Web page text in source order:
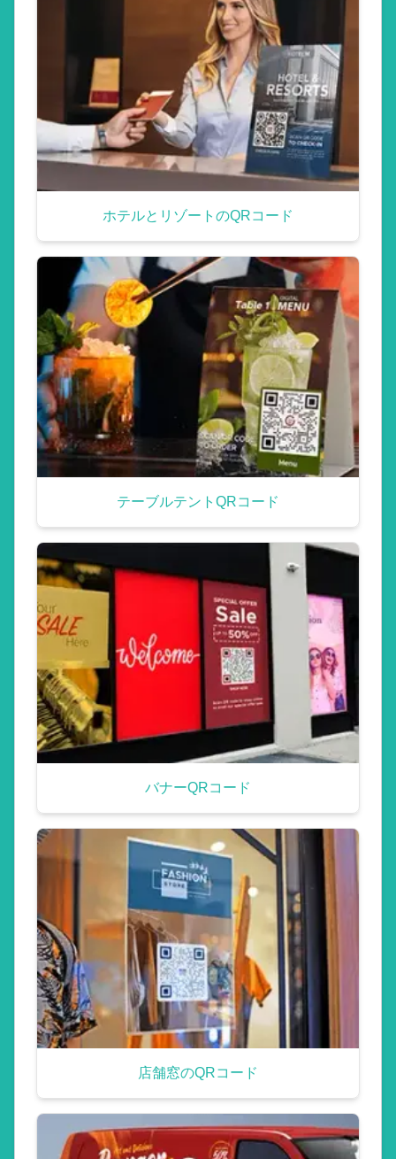
ホテルとリゾートのQRコード
テーブルテントQRコード
バナーQRコード
店舗窓のQRコード